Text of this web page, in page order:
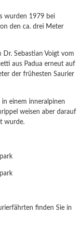
wurden 1979 bei
den ca. drei Meter
Dr. Sebastian Voigt vom
aus Padua erneut auf
der frühesten Saurier
einem inneralpinen
weisen aber darauf
wurde.
finden Sie in